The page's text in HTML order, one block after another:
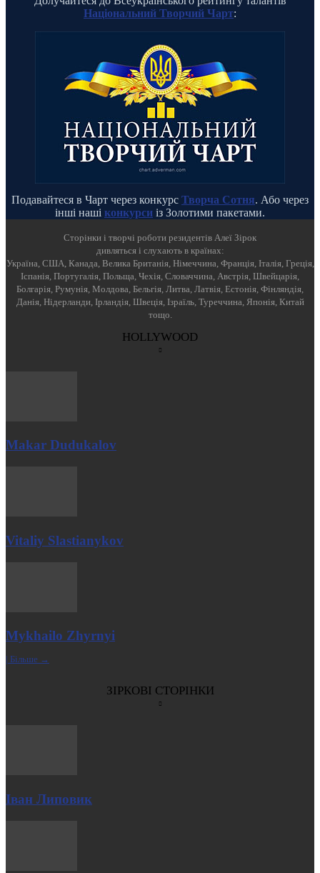
Національний Творчий Чарт:
Подавайтеся в Чарт через конкурс Творча Сотня. Або через
інші наші конкурси із Золотими пакетами.
Cторінки і творчі роботи резидентів Алеї Зірок
дивляться і слухають в країнах:
Україна, США, Канада, Велика Британія, Німеччина, Франція, Італія, Греція,
Іспанія, Португалія, Польща, Чехія, Словаччина, Австрія, Швейцарія,
Болгарія, Румунія, Молдова, Бельгія, Литва, Латвія, Естонія, Фінляндія,
Данія, Нідерланди, Ірландія, Швеція, Ізраїль, Туреччина, Японія, Китай
тощо.
HOLLYWOOD
Makar Dudukalov
Vitaliy Slastianykov
Mykhailo Zhyrnyi
| Більше →
ЗІРКОВІ СТОРІНКИ
Іван Липовик